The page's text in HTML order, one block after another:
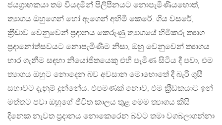
ජයග‍්‍රාහකයා තම වියදමින් පිලිපීනයට නොපැමිණියහොත්,
ත්‍යාගය ඔහුගෙන් හෝ ඇගෙන් අහිමි කෙරේ. ගිය වසරේ,
ක‍්‍රීඩාව වෙනුවෙන් ප‍්‍රදානය කෙරුණු ත්‍යාගයේ හිමිකරු ත්‍යාග
ප‍්‍රදානෝත්සවයට නොපැමිණීම නිසා, ඔහු වෙනුවෙන් ත්‍යාගය
භාර ගැනීම සඳහා නියෝජිතයෙකු එහි පැමිණ සිටිය දී පවා, එම
ත්‍යාගය ඔහුට නොදෙන බව අවසාන මොහොතේ දී බැරී ගුසී
සභාවට දැනුම් දුන්නේය. එපමණක් නොව, එම ක‍්‍රීඩකයාට ඉන්
මත්තට පවා ඔහුගේ ජීවිත කාලය තුළ මෙම ත්‍යාගය කිසි
දිනෙක නැවත ප‍්‍රදානය නොකෙරෙන බවට තමා වගබලාගන්නා